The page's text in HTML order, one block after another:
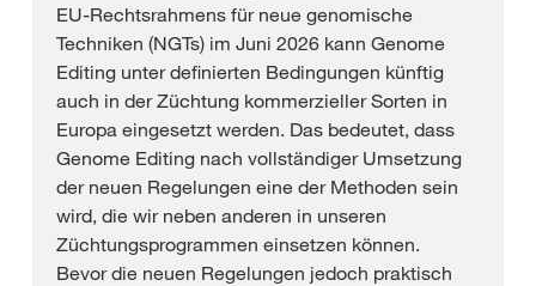
EU‑Rechtsrahmens für neue genomische
Techniken (NGTs) im Juni 2026 kann Genome
Editing unter definierten Bedingungen künftig
auch in der Züchtung kommerzieller Sorten in
Europa eingesetzt werden. Das bedeutet, dass
Genome Editing nach vollständiger Umsetzung
der neuen Regelungen eine der Methoden sein
wird, die wir neben anderen in unseren
Züchtungsprogrammen einsetzen können.
Bevor die neuen Regelungen jedoch praktisch